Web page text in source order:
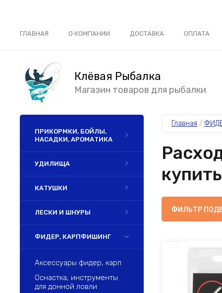
ГЛАВНАЯ О КОМПАНИИ ДОСТАВКА ОПЛАТА
Клёвая Рыбалка
Магазин товаров для рыбалки
ПРИКОРМКИ, БОЙЛЫ,
НАСАДКИ, АРОМАТИКА
УДИЛИЩА
КАТУШКИ
ЛЕСКИ И ШНУРЫ
ФИДЕР, КАРПФИШИНГ
Аксессуары фидер, карп
Оснастка, инструменты
для донной ловли
Главная /
купить
ФИЛЬТР